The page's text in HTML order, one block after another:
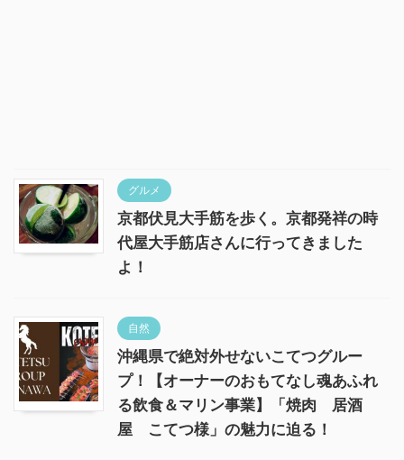
グルメ
京都伏見大手筋を歩く。京都発祥の時
代屋大手筋店さんに行ってきました
よ！
自然
沖縄県で絶対外せないこてつグルー
プ！【オーナーのおもてなし魂あふれ
る飲食＆マリン事業】「焼肉 居酒
屋 こてつ様」の魅力に迫る！